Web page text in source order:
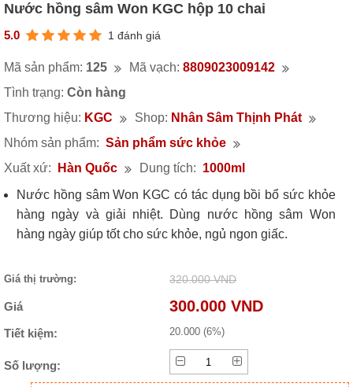
Nước hồng sâm Won KGC hộp 10 chai
5.0 1 đánh giá
Mã sản phẩm: 125 Mã vạch: 8809023009142
Tình trạng: Còn hàng
Thương hiệu: KGC Shop: Nhân Sâm Thịnh Phát
Nhóm sản phẩm: Sản phẩm sức khỏe
Xuất xứ:
Hàn Quốc Dung tích: 1000ml
Nước hồng sâm Won KGC có tác dụng bồi bổ sức khỏe
hàng ngày và giải nhiệt. Dùng nước hồng sâm Won
hàng ngày giúp tốt cho sức khỏe, ngủ ngon giấc.
Giá thị trường: 320.000 VND
Giá 300.000 VND
Tiết kiệm: 20.000 (6%)
Số lượng: